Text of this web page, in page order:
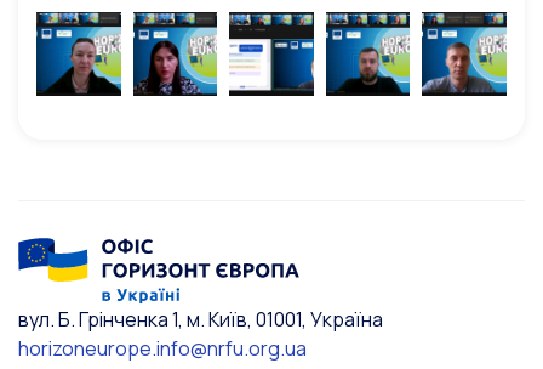
вул. Б. Грінченка 1, м. Київ, 01001, Україна
horizoneurope.info@nrfu.org.ua